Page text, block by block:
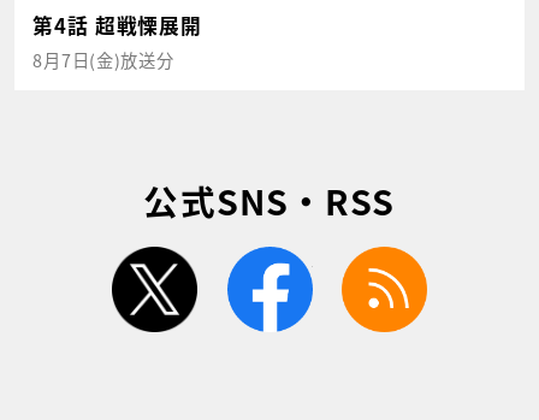
第4話 超戦慄展開
8月7日(金)放送分
公式SNS・RSS
twitter facebook